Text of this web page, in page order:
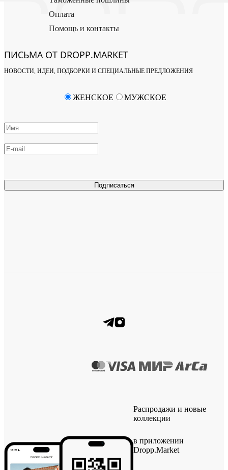
Оплата
Помощь и контакты
ПИСЬМА ОТ DROPP.MARKET
НОВОСТИ, ИДЕИ, ПОДБОРКИ И СПЕЦИАЛЬНЫЕ ПРЕДЛОЖЕНИЯ
Подписаться
ЖЕНСКОЕ МУЖСКОЕ
Распродажи и новые
коллекции
в приложении
Dropp.Market